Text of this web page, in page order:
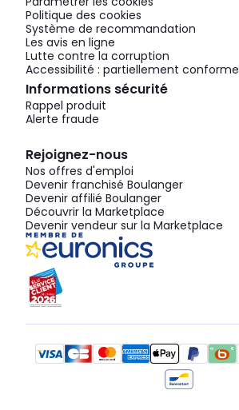
Politique des cookies
Système de recommandation
Les avis en ligne
Lutte contre la corruption
Accessibilité : partiellement conforme
Informations sécurité
Rappel produit
Alerte fraude
Rejoignez-nous
Nos offres d'emploi
Devenir franchisé Boulanger
Devenir affilié Boulanger
Découvrir la Marketplace
Devenir vendeur sur la Marketplace